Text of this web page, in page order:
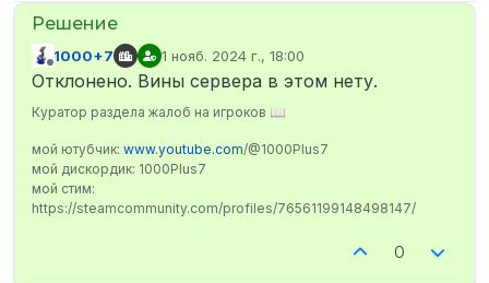
Не в сети
1000+7 1 нояб. 2024 г., 18:00
отредактировано
Отклонено. Вины сервера в этом нету.
Куратор раздела жалоб на игроков 📖
мой ютубчик: www.youtube.com/@1000Plus7
мой дискордик: 1000Plus7
мой стим:
https://steamcommunity.com/profiles/76561199148498147/
0